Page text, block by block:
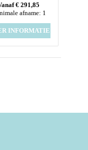
€ 291,85
afname: 1
INFORMATIE